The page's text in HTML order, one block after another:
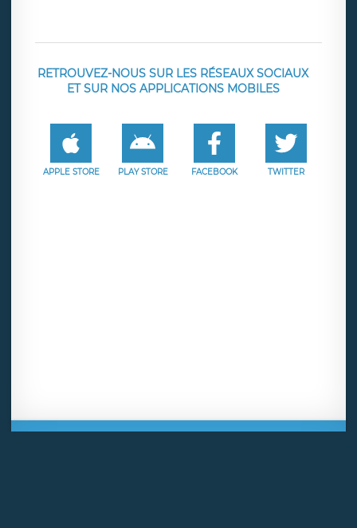
RETROUVEZ-NOUS SUR LES RÉSEAUX SOCIAUX
ET SUR NOS APPLICATIONS MOBILES
APPLE STORE PLAY STORE FACEBOOK TWITTER